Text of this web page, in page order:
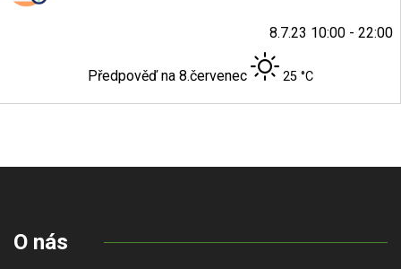
8.7.23 10:00 - 22:00
Předpověď na 8.červenec 25 °C
O nás